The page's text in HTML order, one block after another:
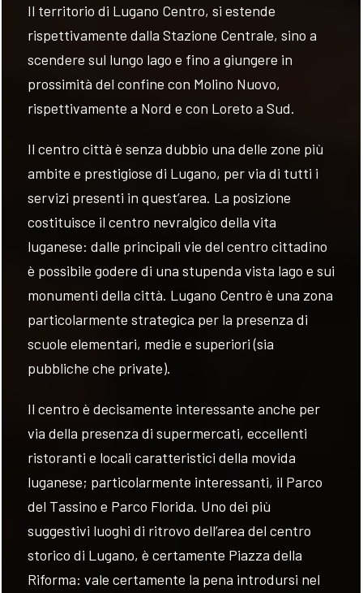
Il territorio di Lugano Centro, si estende
rispettivamente dalla Stazione Centrale, sino a
scendere sul lungo lago e fino a giungere in
prossimità del confine con Molino Nuovo,
rispettivamente a Nord e con Loreto a Sud.
Il centro città è senza dubbio una delle zone più
ambite e prestigiose di Lugano, per via di tutti i
servizi presenti in quest’area. La posizione
costituisce il centro nevralgico della vita
luganese: dalle principali vie del centro cittadino
è possibile godere di una stupenda vista lago e sui
monumenti della città. Lugano Centro è una zona
particolarmente strategica per la presenza di
scuole elementari, medie e superiori (sia
pubbliche che private).
Il centro è decisamente interessante anche per
via della presenza di supermercati, eccellenti
ristoranti e locali caratteristici della movida
luganese; particolarmente interessanti, il Parco
del Tassino e Parco Florida. Uno dei più
suggestivi luoghi di ritrovo dell’area del centro
storico di Lugano, è certamente Piazza della
Riforma: vale certamente la pena introdursi nel